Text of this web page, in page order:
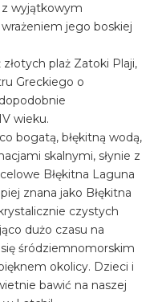
z wyjątkowym
jego boskiej
złotych plaż Zatoki Plaji,
Greckiego o
wieku.
bogatą, błękitną wodą,
skalnymi, słynie z
Błękitna Laguna
znana jako Błękitna
czystych
dużo czasu na
śródziemnomorskim
okolicy. Dzieci i
bawić na naszej